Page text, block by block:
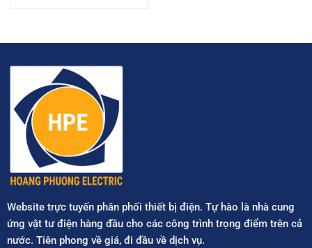
Website trực tuyến phân phối thiết bị điện. Tự hào là nhà cung
ứng vật tư điện hàng đầu cho các công trình trọng điểm trên cả
nước. Tiên phong về giá, đi đầu về dịch vụ.